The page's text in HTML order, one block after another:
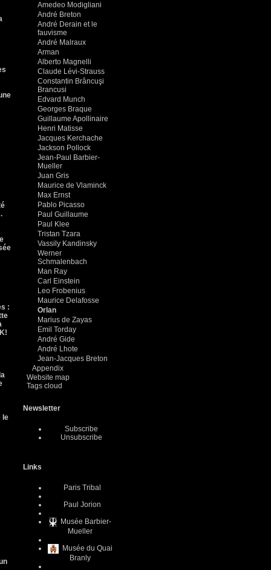
:
le
Amedeo Modigliani
André Breton
André Derain et le
fauvisme
André Malraux
Arman
Alberto Magnelli
Claude Lévi-Strauss
Constantin Brâncuşi
Brancusi
Edvard Munch
Georges Braque
Guillaume Apollinaire
Henri Matisse
Jacques Kerchache
Jackson Pollock
Jean-Paul Barbier-
Mueller
Juan Gris
Maurice de Vlaminck
Max Ernst
Pablo Picasso
Paul Guillaume
Paul Klee
Tristan Tzara
Vassily Kandinsky
Werner
Schmalenbach
Man Ray
Carl Einstein
Leo Frobenius
Maurice Delafosse
Orlan
Marius de Zayas
Emil Torday
André Gide
André Lhote
Jean-Jacques Breton
Appendix
Website map
Tags cloud
Newsletter
Subscribe
Unsubscribe
Links
Paris Tribal
Paul Jorion
Musée Barbier-
Mueller
Musée du Quai
Branly